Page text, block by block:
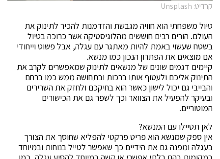
קרדיט: Unsplash
טיול משפחתי הוא חוויה מגבשת והזדמנות להכיר לתינוק את
העולם. הורים רבים חוששים מהלוגיסטיקה אשר כרוכה בטיול
בשטח שעשוי באמת להיות מאתגר עם עגלה, אבל פשוט וייחודי
אם מוצאים את הפתרון הנכון כמו מנשא.
קיימים דגמים שונים של מנשאים לתינוק שמאפשרים לקרב את
התינוק אליכם ולעטוף אותו ברכות ובתחושה ממש כמו ברחם
והבייבי גם יכול לישון כאשר הוא בחיקכם ולחזק את השרירים
ובעיקר להפעיל את הצוואר וכך לשפר גם את הכישורים
המוטוריים.
לאן תטיילו עם המנשא?
אין ספק שמנשא הוא פריט פרקטי להפליא שחוסך את הצורך
בעגלה ומפנה גם את הידיים כך שאפשר לטייל בנוחות ובמיוחד